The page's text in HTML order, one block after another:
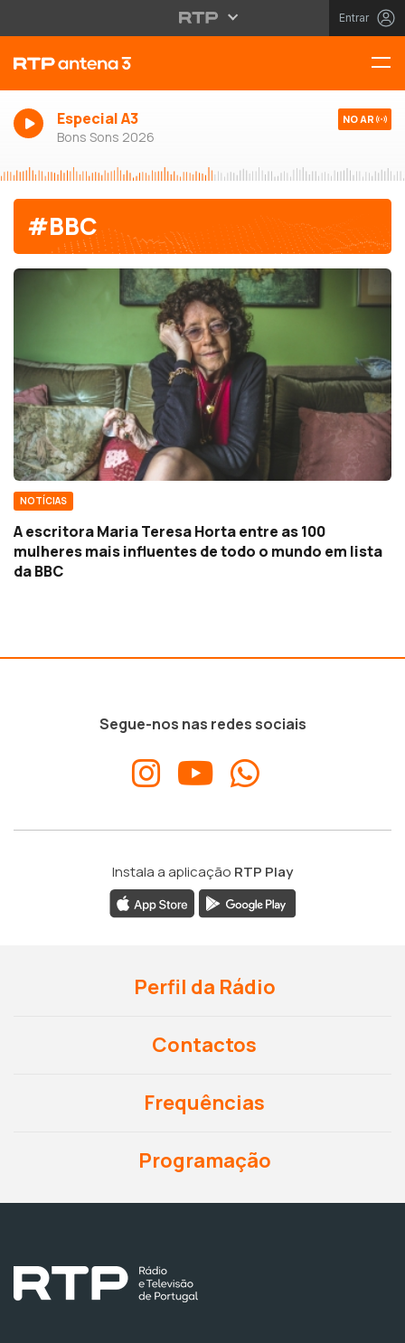
Entrar
Especial A3
Bons Sons 2026
NO AR
#BBC
NOTÍCIAS
A escritora Maria Teresa Horta entre as 100
mulheres mais influentes de todo o mundo em lista
da BBC
Segue-nos nas redes sociais
Instala a aplicação RTP Play
Perfil da Rádio
Contactos
Frequências
Programação